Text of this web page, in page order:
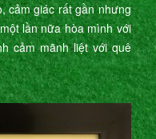
cảm giác rất gần nhưng
lần nữa hòa mình với
cảm mãnh liệt với quê